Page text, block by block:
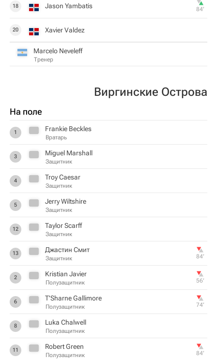
18 Jason Yambatis 84‎’‎
20 Xavier Valdez
Marcelo Neveleff
Тренер
Виргинские Острова
На поле
1 Frankie Beckles
Вратарь
3 Miguel Marshall
Защитник
4 Troy Caesar
Защитник
5 Jerry Wiltshire
Защитник
12 Taylor Scarff
Защитник
13 Джастин Смит
Защитник 84‎’‎
2 Kristian Javier
Полузащитник 56‎’‎
6 T'Sharne Gallimore
Полузащитник 74‎’‎
8 Luka Chalwell
Полузащитник
11 Robert Green
Полузащитник 84‎’‎